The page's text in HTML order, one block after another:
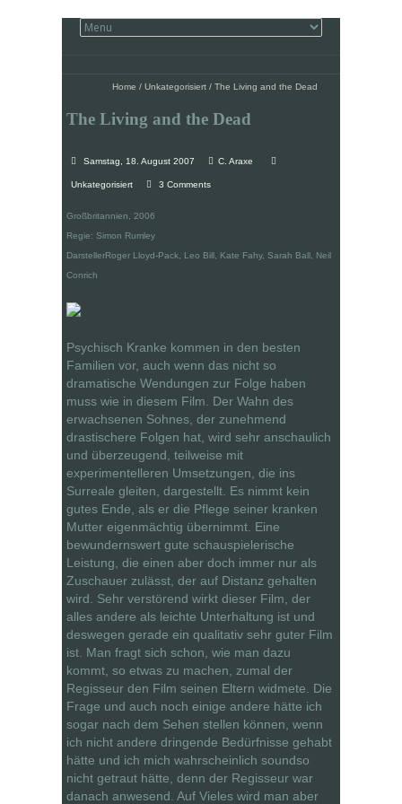
Home / Unkategorisiert / The Living and the Dead
The Living and the Dead
Samstag, 18. August 2007 C. Araxe
Unkategorisiert 3 Comments
Großbritannien, 2006
Regie: Simon Rumley
DarstellerRoger Lloyd-Pack, Leo Bill, Kate Fahy, Sarah Ball, Neil
Conrich
Psychisch Kranke kommen in den besten
Familien vor, auch wenn das nicht so
dramatische Wendungen zur Folge haben
muss wie in diesem Film. Der Wahn des
erwachsenen Sohnes, der zunehmend
drastischere Folgen hat, wird sehr anschaulich
und überzeugend, teilweise mit
experimentelleren Umsetzungen, die ins
Surreale gleiten, dargestellt. Es nimmt kein
gutes Ende, als er die Pflege seiner kranken
Mutter eigenmächtig übernimmt. Eine
bewundernswert gute schauspielerische
Leistung, die einen aber doch immer nur als
Zuschauer zulässt, der auf Distanz gehalten
wird. Sehr verstörend wirkt dieser Film, der
alles andere als leichte Unterhaltung ist und
deswegen gerade ein qualitativ sehr guter Film
ist. Man fragt sich schon, wie man dazu
kommt, so etwas zu machen, zumal der
Regisseur den Film seinen Eltern widmete. Die
Frage und auch noch einige andere hätte ich
sogar nach dem Sehen stellen können, wenn
ich nicht andere dringende Bedürfnisse gehabt
hätte und ich mich wahrscheinlich soundso
nicht getraut hätte, denn der Regisseur war
danach anwesend. Auf Vieles wird man aber